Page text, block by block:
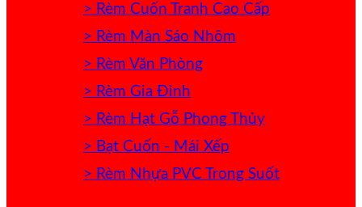
> Rèm Cuốn Tranh Cao Cấp
> Rèm Màn Sáo Nhôm
> Rèm Văn Phòng
> Rèm Gia Đình
> Rèm Hạt Gỗ Phong Thủy
> Bạt Cuốn - Mái Xếp
> Rèm Nhựa PVC Trong Suốt